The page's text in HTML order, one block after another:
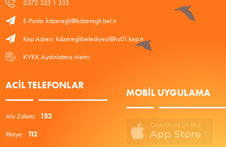
0372 333 1 333
E-Posta: kdzeregli@kdzeregli.bel.tr
Kep Adresi: kdzereglibelediyesi@hs01.kep.tr
KVKK Aydınlatma Metni
ACIL TELEFONLAR
Alo Zabıta: 153
İtfaiye: 112
MOBIL UYGULAMA